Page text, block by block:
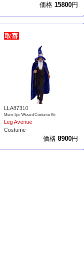
価格15800円
LLA87310
Mens 3pc Wizard Costume Kit
Leg Avenue
Costume
価格8900円